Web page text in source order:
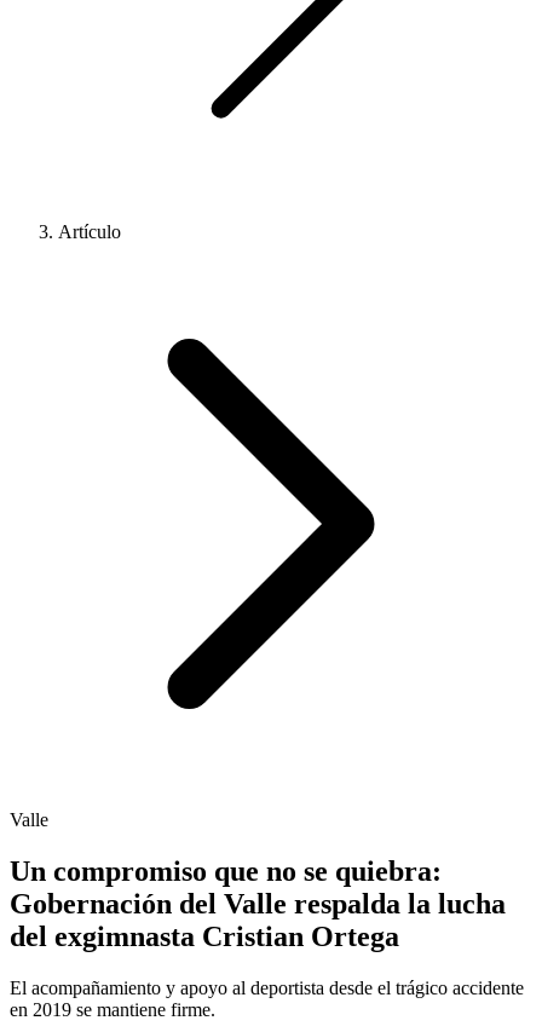
Artículo
Valle
Un compromiso que no se quiebra:
Gobernación del Valle respalda la lucha
del exgimnasta Cristian Ortega
El acompañamiento y apoyo al deportista desde el trágico accidente
en 2019 se mantiene firme.